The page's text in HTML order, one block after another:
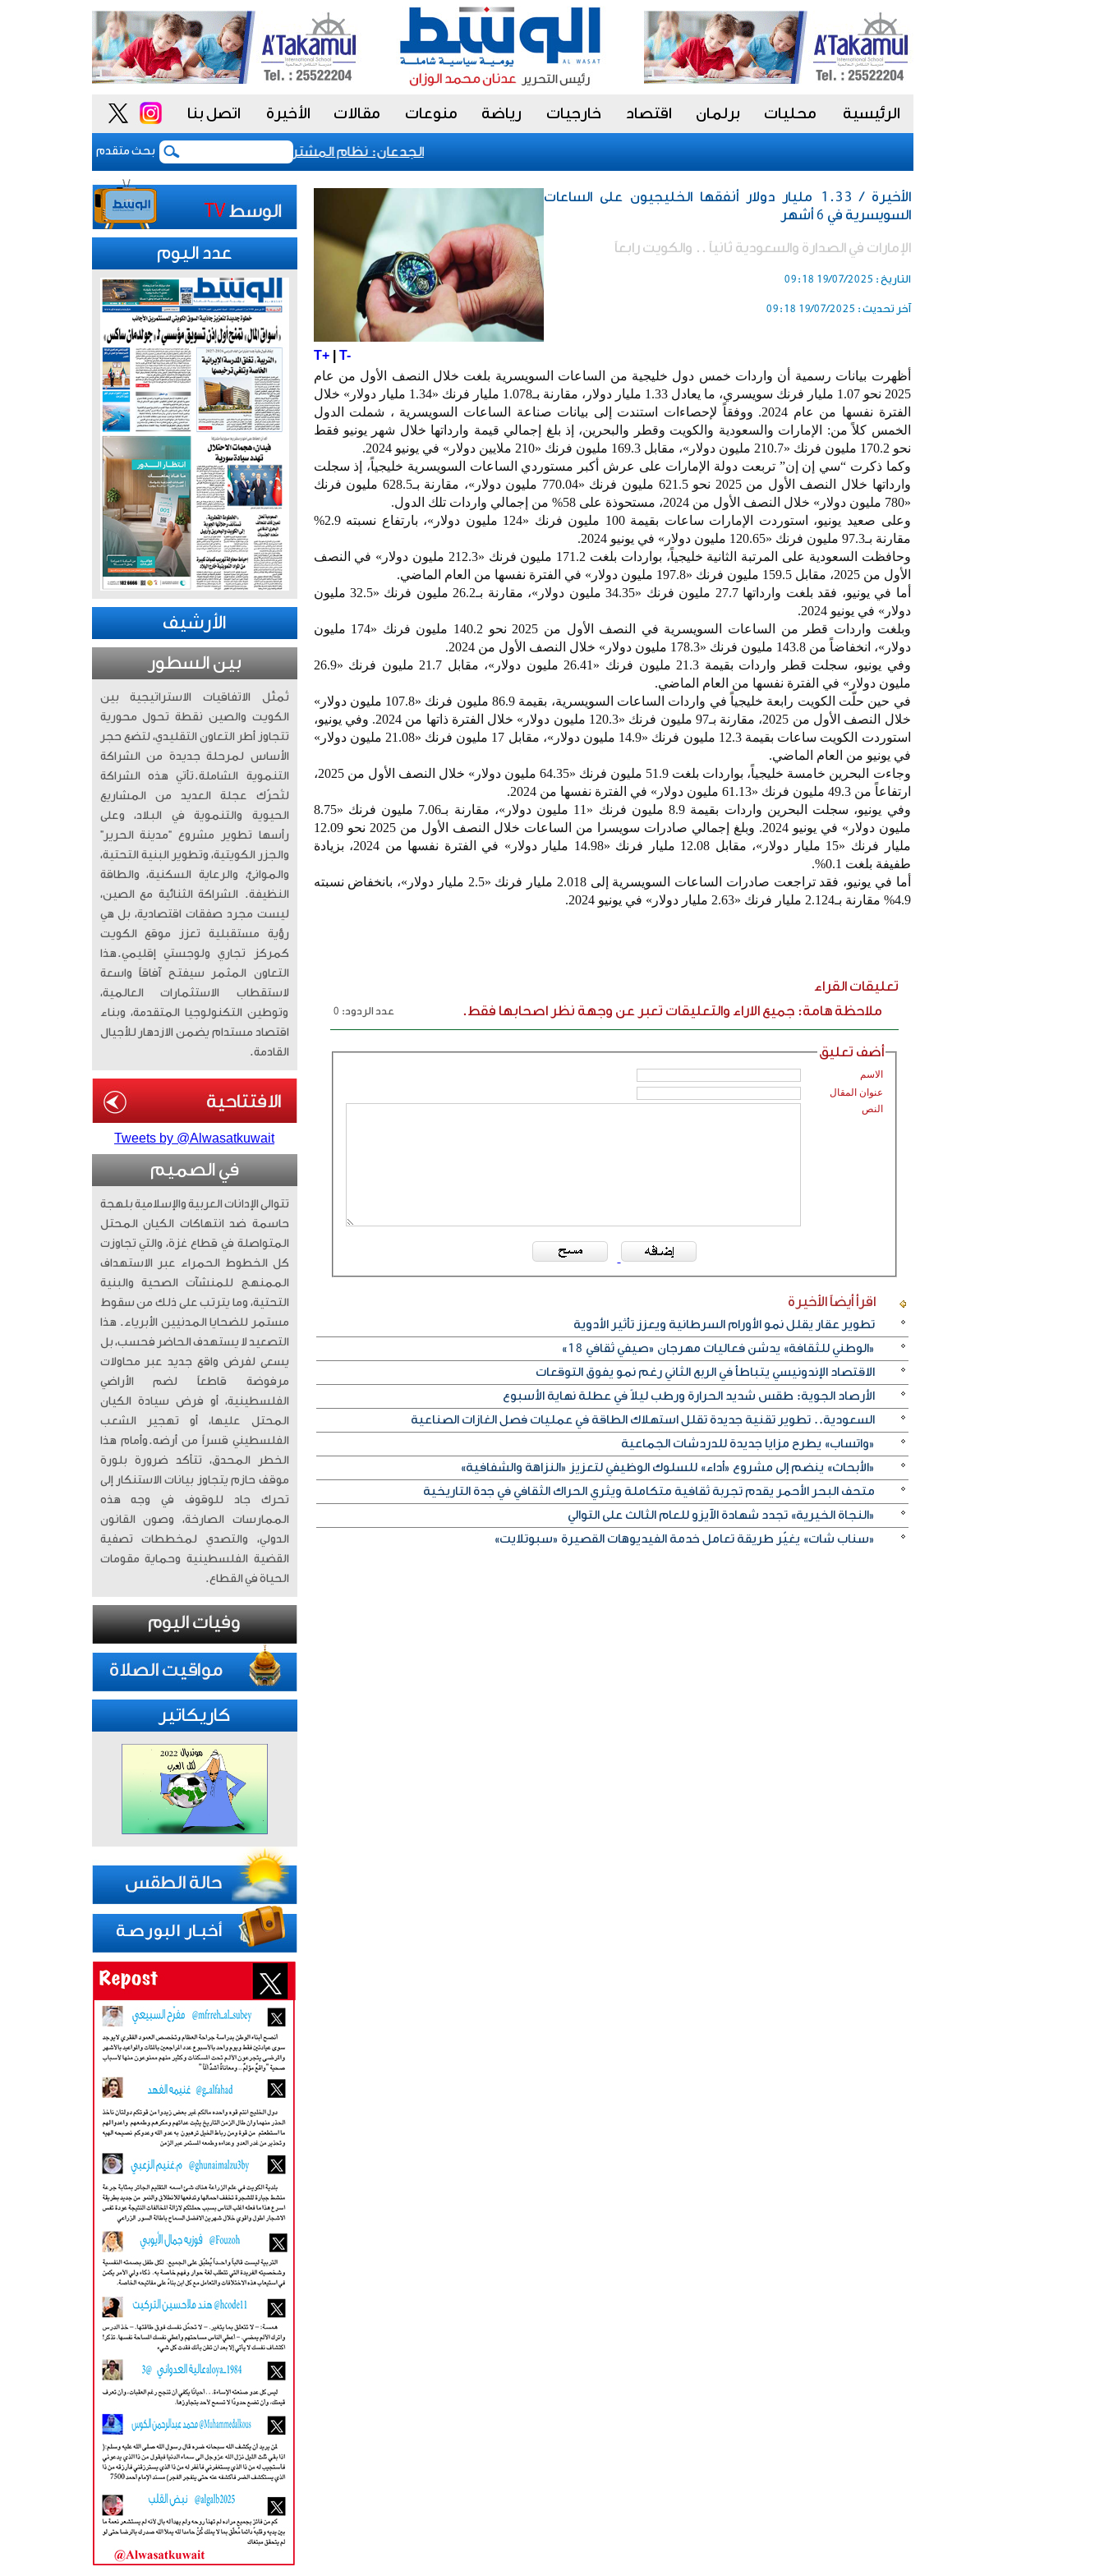
الرئيسية محليات برلمان اقتصاد خارجيات رياضة منوعات مقالات الأخيرة اتصل بنا
بحث متقدم
الجدعان: نظام المشتريات يمنح الحكومة السعودية أدوات أكثر مرونة
الأخيرة / 1.33 مليار دولار أنفقها الخليجيون على الساعات
السويسرية في 6 أشهر
الإمارات في الصدارة والسعودية ثانياً .. والكويت رابعاً
التاريخ : 19/07/2025 09:18
آخر تحديث : 19/07/2025 09:18
T+| T-
أظهرت بيانات رسمية أن واردات خمس دول خليجية من الساعات السويسرية بلغت خلال النصف الأول من عام
2025 نحو 1.07 مليار فرنك سويسري، ما يعادل 1.33 مليار دولار، مقارنة بـ1.078 مليار فرنك «1.34 مليار دولار» خلال
الفترة نفسها من عام 2024. ووفقاً لإحصاءات استندت إلى بيانات صناعة الساعات السويسرية ، شملت الدول
الخمس كلاً من: الإمارات والسعودية والكويت وقطر والبحرين، إذ بلغ إجمالي قيمة وارداتها خلال شهر يونيو فقط
نحو 170.2 مليون فرنك «210.7 مليون دولار»، مقابل 169.3 مليون فرنك «210 ملايين دولار» في يونيو 2024.
وكما ذكرت “سي إن إن” تربعت دولة الإمارات على عرش أكبر مستوردي الساعات السويسرية خليجياً، إذ سجلت
وارداتها خلال النصف الأول من 2025 نحو 621.5 مليون فرنك «770.04 مليون دولار»، مقارنة بـ628.5 مليون فرنك
«780 مليون دولار» خلال النصف الأول من 2024، مستحوذة على 58% من إجمالي واردات تلك الدول.
وعلى صعيد يونيو، استوردت الإمارات ساعات بقيمة 100 مليون فرنك «124 مليون دولار»، بارتفاع نسبته 2.9%
مقارنة بـ97.3 مليون فرنك «120.65 مليون دولار» في يونيو 2024.
وحافظت السعودية على المرتبة الثانية خليجياً، بواردات بلغت 171.2 مليون فرنك «212.3 مليون دولار» في النصف
الأول من 2025، مقابل 159.5 مليون فرنك «197.8 مليون دولار» في الفترة نفسها من العام الماضي.
أما في يونيو، فقد بلغت وارداتها 27.7 مليون فرنك «34.35 مليون دولار»، مقارنة بـ26.2 مليون فرنك «32.5 مليون
دولار» في يونيو 2024.
وبلغت واردات قطر من الساعات السويسرية في النصف الأول من 2025 نحو 140.2 مليون فرنك «174 مليون
دولار»، انخفاضاً من 143.8 مليون فرنك «178.3 مليون دولار» خلال النصف الأول من 2024.
وفي يونيو، سجلت قطر واردات بقيمة 21.3 مليون فرنك «26.41 مليون دولار»، مقابل 21.7 مليون فرنك «26.9
مليون دولار» في الفترة نفسها من العام الماضي.
في حين حلّت الكويت رابعة خليجياً في واردات الساعات السويسرية، بقيمة 86.9 مليون فرنك «107.8 مليون دولار»
خلال النصف الأول من 2025، مقارنة بـ97 مليون فرنك «120.3 مليون دولار» خلال الفترة ذاتها من 2024. وفي يونيو،
استوردت الكويت ساعات بقيمة 12.3 مليون فرنك «14.9 مليون دولار»، مقابل 17 مليون فرنك «21.08 مليون دولار»
في يونيو من العام الماضي.
وجاءت البحرين خامسة خليجياً، بواردات بلغت 51.9 مليون فرنك «64.35 مليون دولار» خلال النصف الأول من 2025،
ارتفاعاً من 49.3 مليون فرنك «61.13 مليون دولار» في الفترة نفسها من 2024.
وفي يونيو، سجلت البحرين واردات بقيمة 8.9 مليون فرنك «11 مليون دولار»، مقارنة بـ7.06 مليون فرنك «8.75
مليون دولار» في يونيو 2024. وبلغ إجمالي صادرات سويسرا من الساعات خلال النصف الأول من 2025 نحو 12.09
مليار فرنك «15 مليار دولار»، مقابل 12.08 مليار فرنك «14.98 مليار دولار» في الفترة نفسها من 2024، بزيادة
طفيفة بلغت 0.1%.
أما في يونيو، فقد تراجعت صادرات الساعات السويسرية إلى 2.018 مليار فرنك «2.5 مليار دولار»، بانخفاض نسبته
4.9% مقارنة بـ2.124 مليار فرنك «2.63 مليار دولار» في يونيو 2024.
تعليقات القراء
ملاحظة هامة: جميع الاراء والتعليقات تعبر عن وجهة نظر اصحابها فقط.
عدد الردود: 0
أضف تعليق
الاسم
عنوان المقال
النص
اقرأ أيضاًالأخيرة
تطوير عقار يقلل نمو الأورام السرطانية ويعزز تأثير الأدوية
«الوطني للثقافة» يدشن فعاليات مهرجان «صيفي ثقافي 18»
الاقتصاد الإندونيسي يتباطأ في الربع الثاني رغم نمو يفوق التوقعات
الأرصاد الجوية: طقس شديد الحرارة ورطب ليلاً في عطلة نهاية الأسبوع
السعودية.. تطوير تقنية جديدة تقلل استهلاك الطاقة في عمليات فصل الغازات الصناعية
«واتساب» يطرح مزايا جديدة للدردشات الجماعية
«الأبحاث» ينضم إلى مشروع «أداء» للسلوك الوظيفي لتعزيز «النزاهة والشفافية»
متحف البحر الأحمر يقدم تجربة ثقافية متكاملة ويثري الحراك الثقافي في جدة التاريخية
«النجاة الخيرية» تجدد شهادة الآيزو للعام الثالث على التوالي
«سناب شات» يغيّر طريقة تعامل خدمة الفيديوهات القصيرة «سبوتلايت»
عدد اليوم
الأرشيف
بين السطور
تُمثّل الاتفاقيات الاستراتيجية بين
الكويت والصين نقطة تحول محورية
تتجاوز أطر التعاون التقليدي، لتضع حجر
الأساس لمرحلة جديدة من الشراكة
التنموية الشاملة. ​تأتي هذه الشراكة
لتُحرّك عجلة العديد من المشاريع
الحيوية والتنموية في البلاد، وعلى
رأسها تطوير مشروع “مدينة الحرير”
والجزر الكويتية، وتطوير البنية التحتية،
والموانئ، والرعاية السكنية، والطاقة
النظيفة. الشراكة الثنائية مع الصين،
ليست مجرد صفقات اقتصادية، بل هي
رؤية مستقبلية تعزز موقع الكويت
كمركز تجاري ولوجستي إقليمي. ​هذا
التعاون المثمر سيفتح آفاقاً واسعة
لاستقطاب الاستثمارات العالمية،
وتوطين التكنولوجيا المتقدمة، وبناء
اقتصاد مستدام يضمن الازدهار للأجيال
القادمة.
Tweets by @Alwasatkuwait
في الصميم
تتوالى الإدانات العربية والإسلامية بلهجة
حاسمة ضد انتهاكات الكيان المحتل
المتواصلة في قطاع غزة، والتي تجاوزت
كل الخطوط الحمراء عبر الاستهداف
الممنهج للمنشآت الصحية والبنية
التحتية، وما يترتب على ذلك من سقوط
مستمر للضحايا المدنيين الأبرياء. ​ هذا
التصعيد لا يستهدف الحاضر فحسب، بل
يسعى لفرض واقع جديد عبر محاولات
مرفوضة قاطعاً لضم الأراضي
الفلسطينية، أو فرض سيادة الكيان
المحتل عليها، أو تهجير الشعب
الفلسطيني قسراً من أرضه. ​وأمام هذا
الخطر المحدق، تتأكد ضرورة بلورة
موقف حازم يتجاوز بيانات الاستنكار إلى
تحرك جاد للوقوف في وجه هذه
الممارسات الصارخة، وصون القانون
الدولي، والتصدي لمخططات تصفية
القضية الفلسطينية وحماية مقومات
الحياة في القطاع.
كاريكاتير